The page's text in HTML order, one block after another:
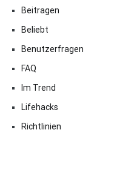
Beitragen
Beliebt
Benutzerfragen
FAQ
Im Trend
Lifehacks
Richtlinien